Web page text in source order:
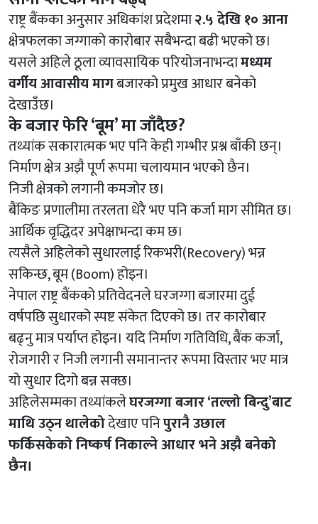
राष्ट्र बैंकका अनुसार अधिकांश प्रदेशमा२.५ देखि १० आना
क्षेत्रफलका जग्गाको कारोबार सबैभन्दा बढी भएको छ।
यसले अहिले ठूला व्यावसायिक परियोजनाभन्दामध्यम
वर्गीय आवासीय मागबजारको प्रमुख आधार बनेको
देखाउँछ।
के बजार फेरि ‘बूम’ मा जाँदैछ?
तथ्यांक सकारात्मक भए पनि केही गम्भीर प्रश्न बाँकी छन्।
निर्माण क्षेत्र अझै पूर्ण रूपमा चलायमान भएको छैन।
निजी क्षेत्रको लगानी कमजोर छ।
बैंकिङ प्रणालीमा तरलता धेरै भए पनि कर्जा माग सीमित छ।
आर्थिक वृद्धिदर अपेक्षाभन्दा कम छ।
त्यसैले अहिलेको सुधारलाई रिकभरी(Recovery) भन्न
सकिन्छ, बूम (Boom) होइन।
नेपाल राष्ट्र बैंकको प्रतिवेदनले घरजग्गा बजारमा दुई
वर्षपछि सुधारको स्पष्ट संकेत दिएको छ। तर कारोबार
बढ्नु मात्र पर्याप्त होइन। यदि निर्माण गतिविधि, बैंक कर्जा,
रोजगारी र निजी लगानी समानान्तर रूपमा विस्तार भए मात्र
यो सुधार दिगो बन्न सक्छ।
अहिलेसम्मका तथ्यांकलेघरजग्गा बजार ‘तल्लो बिन्दु’बाट
माथि उठ्न थालेकोदेखाए पनिपुरानै उछाल
फर्किसकेको निष्कर्ष निकाल्ने आधार भने अझै बनेको
छैन।